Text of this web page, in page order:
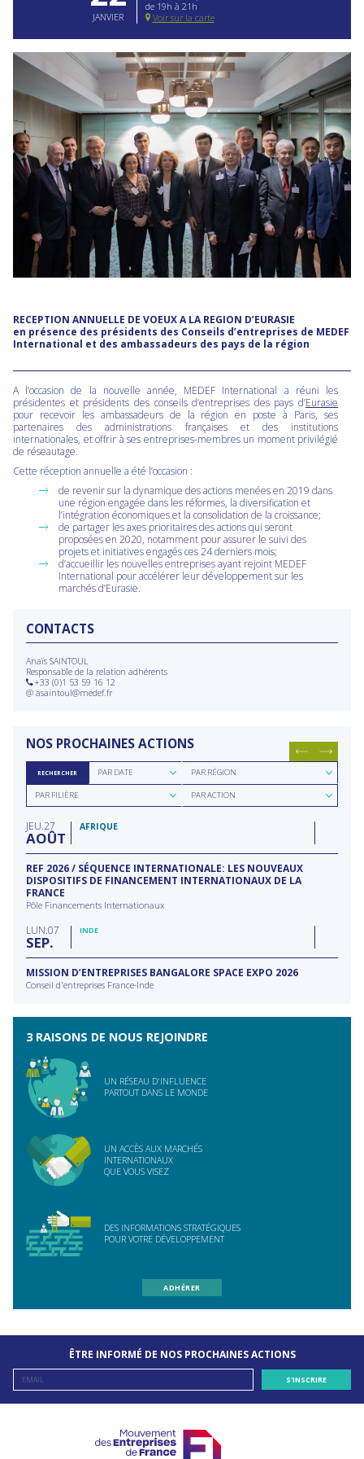
JANVIER
de 19h à 21h
Voir sur la carte
RECEPTION ANNUELLE DE VOEUX A LA REGION D’EURASIE
en présence des présidents des Conseils d’entreprises de MEDEF
International et des ambassadeurs des pays de la région
A l’occasion de la nouvelle année, MEDEF International a réuni les
présidentes et présidents des conseils d’entreprises des pays d’Eurasie
pour recevoir les ambassadeurs de la région en poste à Paris, ses
partenaires des administrations françaises et des institutions
internationales, et offrir à ses entreprises-membres un moment privilégié
de réseautage.
Cette réception annuelle a été l’occasion :
de revenir sur la dynamique des actions menées en 2019 dans
une région engagée dans les réformes, la diversification et
l’intégration économiques et la consolidation de la croissance;
de partager les axes prioritaires des actions qui seront
proposées en 2020, notamment pour assurer le suivi des
projets et initiatives engagés ces 24 derniers mois;
d’accueillir les nouvelles entreprises ayant rejoint MEDEF
International pour accélérer leur développement sur les
marchés d’Eurasie.
CONTACTS
Anaïs SAINTOUL
Responsable de la relation adhérents
+33 (0)1 53 59 16 12
@ asaintoul@medef.fr
NOS PROCHAINES ACTIONS
RECHERCHER
Rechercher
parPAR DATE
Rechercher
par
région
PAR RÉGION
Rechercher
parPAR FILIÈRE
Rechercher
parPAR ACTION
JEU 27
AOÛT
AFRIQUE
REF 2026 / SÉQUENCE INTERNATIONALE: LES NOUVEAUX
DISPOSITIFS DE FINANCEMENT INTERNATIONAUX DE LA
FRANCE
Pôle Financements Internationaux
LUN 07
SEP
INDE
MISSION D’ENTREPRISES BANGALORE SPACE EXPO 2026
Conseil d'entreprises France-Inde
3 RAISONS DE NOUS REJOINDRE
UN RÉSEAU D'INFLUENCE
PARTOUT DANS LE MONDE
UN ACCÈS AUX MARCHÉS
INTERNATIONAUX
QUE VOUS VISEZ
DES INFORMATIONS STRATÉGIQUES
POUR VOTRE DÉVELOPPEMENT
ADHÉRER
ÊTRE INFORMÉ DE NOS PROCHAINES ACTIONS